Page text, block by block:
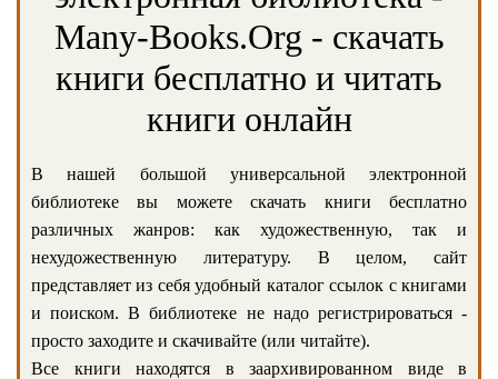
Many-Books.Org - скачать
книги бесплатно и читать
книги онлайн
В нашей большой универсальной электронной
библиотеке вы можете скачать книги бесплатно
различных жанров: как художественную, так и
нехудожественную литературу. В целом, сайт
представляет из себя удобный каталог ссылок с книгами
и поиском. В библиотеке не надо регистрироваться -
просто заходите и скачивайте (или читайте).
Все книги находятся в заархивированном виде в